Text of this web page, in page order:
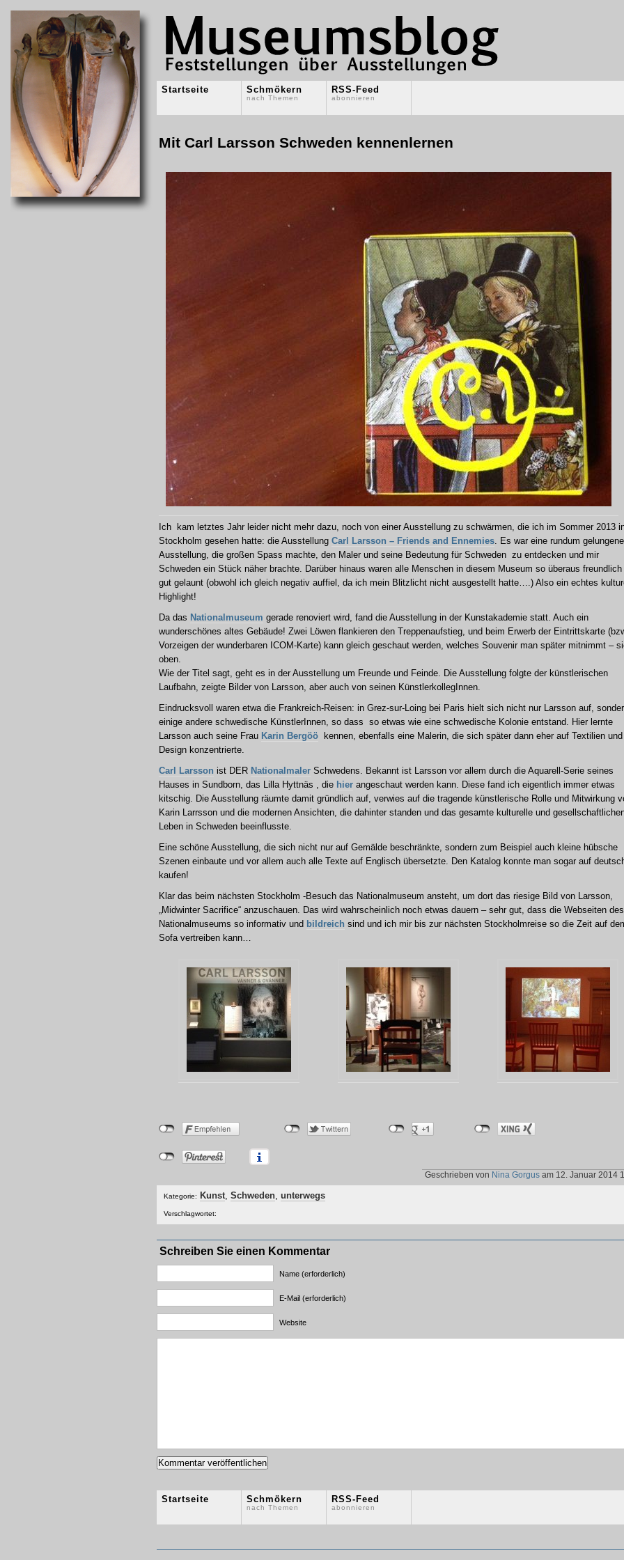
Startseite Schmökern
nach Themen
RSS-Feed
abonnieren
Mit Carl Larsson Schweden kennenlernen
Ich kam letztes Jahr leider nicht mehr dazu, noch von einer Ausstellung zu schwärmen, die ich im Sommer 2013
Stockholm gesehen hatte: die Ausstellung Carl Larsson – Friends and Ennemies. Es war eine rundum gelungene
Ausstellung, die großen Spass machte, den Maler und seine Bedeutung für Schweden zu entdecken und mir
Schweden ein Stück näher brachte. Darüber hinaus waren alle Menschen in diesem Museum so überaus freundlich
gut gelaunt (obwohl ich gleich negativ auffiel, da ich mein Blitzlicht nicht ausgestellt hatte….) Also ein echtes
Highlight!
Da das Nationalmuseum gerade renoviert wird, fand die Ausstellung in der Kunstakademie statt. Auch ein
wunderschönes altes Gebäude! Zwei Löwen flankieren den Treppenaufstieg, und beim Erwerb der Eintrittskarte
Vorzeigen der wunderbaren ICOM-Karte) kann gleich geschaut werden, welches Souvenir man später mitnimmt –
oben.
Wie der Titel sagt, geht es in der Ausstellung um Freunde und Feinde. Die Ausstellung folgte der künstlerischen
Laufbahn, zeigte Bilder von Larsson, aber auch von seinen KünstlerkollegInnen.
Eindrucksvoll waren etwa die Frankreich-Reisen: in Grez-sur-Loing bei Paris hielt sich nicht nur Larsson auf,
einige andere schwedische KünstlerInnen, so dass so etwas wie eine schwedische Kolonie entstand. Hier lernte
Larsson auch seine Frau Karin Bergöö kennen, ebenfalls eine Malerin, die sich später dann eher auf Textilien und
Design konzentrierte.
Carl Larsson ist DER Nationalmaler Schwedens. Bekannt ist Larsson vor allem durch die Aquarell-Serie seines
Hauses in Sundborn, das Lilla Hyttnäs , die hier angeschaut werden kann. Diese fand ich eigentlich immer etwas
kitschig. Die Ausstellung räumte damit gründlich auf, verwies auf die tragende künstlerische Rolle und Mitwirkung
Karin Larrsson und die modernen Ansichten, die dahinter standen und das gesamte kulturelle und
Leben in Schweden beeinflusste.
Eine schöne Ausstellung, die sich nicht nur auf Gemälde beschränkte, sondern zum Beispiel auch kleine hübsche
Szenen einbaute und vor allem auch alle Texte auf Englisch übersetzte. Den Katalog konnte man sogar auf
kaufen!
Klar das beim nächsten Stockholm -Besuch das Nationalmuseum ansteht, um dort das riesige Bild von Larsson,
„Midwinter Sacrifice“ anzuschauen. Das wird wahrscheinlich noch etwas dauern – sehr gut, dass die Webseiten des
Nationalmuseums so informativ und bildreich sind und ich mir bis zur nächsten Stockholmreise so die Zeit auf
Sofa vertreiben kann…
Geschrieben von Nina Gorgus am 12. Januar 2014
Kategorie: Kunst, Schweden, unterwegs
Verschlagwortet:
Schreiben Sie einen Kommentar
Name (erforderlich)
E-Mail (erforderlich)
Website
Startseite Schmökern
nach Themen
RSS-Feed
abonnieren